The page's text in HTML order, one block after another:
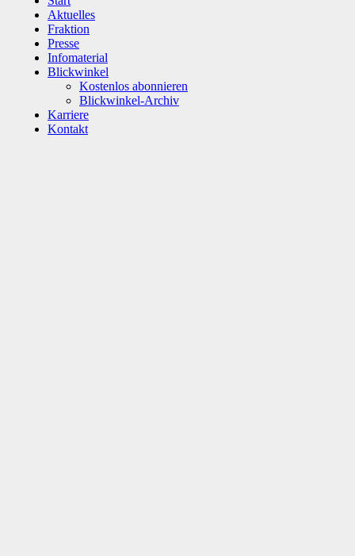
Aktuelles
Fraktion
Presse
Infomaterial
Blickwinkel
Kostenlos abonnieren
Blickwinkel-Archiv
Karriere
Kontakt